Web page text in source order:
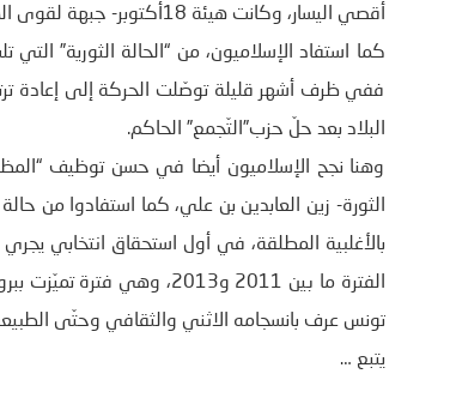
أقصي اليسار، وكانت هيئة 18أكتوبر- جبهة لقوى المعارضة بما فيها الإسلامية- ضدّ نظام بن علي – تعبيرا عن ذلك.
ففي ظرف أشهر قليلة توصّلت الحركة إلى إعادة
البلاد بعد حلّ حزب”التّجمع” الحاكم.
وهنا نجح الإسلاميون أيضا في حسن توظيف
الثورة- زين العابدين بن علي، كما استفادوا من
بالأغلبية المطلقة، في أول استحقاق انتخابي
الفترة ما بين 2011
تونس عرف بانسجامه الاثني والثقافي وحتّى
يتبع …